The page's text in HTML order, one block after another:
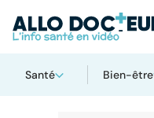
Santé Bien-être